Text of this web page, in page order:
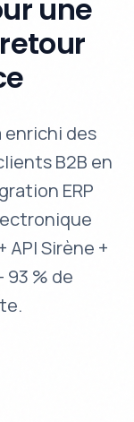
une
enrichi des
B2B en
ERP
API Sirène +
93 % de